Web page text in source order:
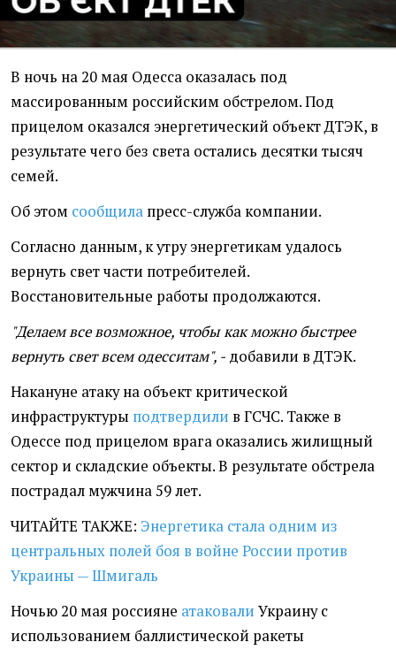
В ночь на 20 мая Одесса оказалась под
массированным российским обстрелом. Под
прицелом оказался энергетический объект ДТЭК, в
результате чего без света остались десятки тысяч
семей.
Об этом сообщила пресс-служба компании.
Согласно данным, к утру энергетикам удалось
вернуть свет части потребителей.
Восстановительные работы продолжаются.
"Делаем все возможное, чтобы как можно быстрее
вернуть свет всем одесситам", - добавили в ДТЭК.
Накануне атаку на объект критической
инфраструктуры подтвердили в ГСЧС. Также в
Одессе под прицелом врага оказались жилищный
сектор и складские объекты. В результате обстрела
пострадал мужчина 59 лет.
ЧИТАЙТЕ ТАКЖЕ: Энергетика стала одним из
центральных полей боя в войне России против
Украины — Шмигаль
Ночью 20 мая россияне атаковали Украину с
использованием баллистической ракеты